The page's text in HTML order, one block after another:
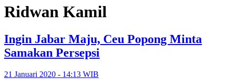
Ridwan Kamil
Ingin Jabar Maju, Ceu Popong Minta
Samakan Persepsi
21 Januari 2020 - 14:13 WIB